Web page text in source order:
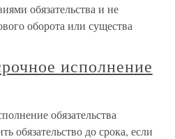
обязательства и не
оборота или существа
исполнение
обязательства
обязательство до срока, если